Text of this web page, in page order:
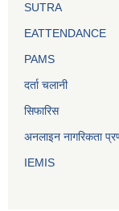
SUTRA
EATTENDANCE
PAMS
दर्ता चलानी
सिफारिस
अनलाइन नागरिकता
IEMIS